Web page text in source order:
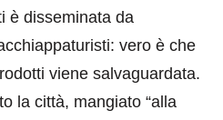
è disseminata da
vero è che
viene salvaguardata.
la città, mangiato “alla